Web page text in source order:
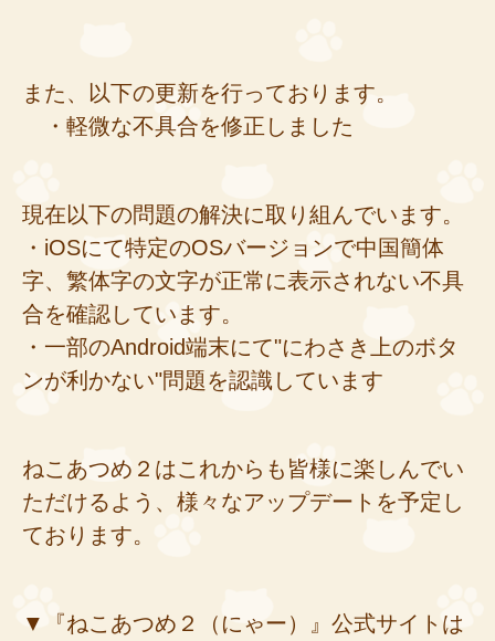
また、以下の更新を行っております。
・軽微な不具合を修正しました
現在以下の問題の解決に取り組んでいます。
・iOSにて特定のOSバージョンで中国簡体
字、繁体字の文字が正常に表示されない不具
合を確認しています。
・一部のAndroid端末にて"にわさき上のボタ
ンが利かない"問題を認識しています
ねこあつめ２はこれからも皆様に楽しんでい
ただけるよう、様々なアップデートを予定し
ております。
▼『ねこあつめ２（にゃー）』公式サイトは